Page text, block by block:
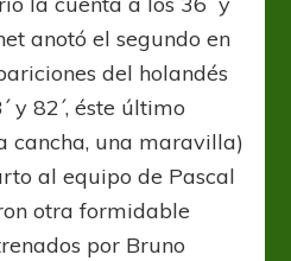
anotó el segundo en
del holandés
y 82´, éste último
cancha, una maravilla)
al equipo de Pascal
otra formidable
por Bruno